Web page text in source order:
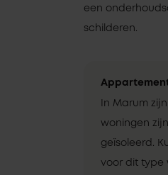
een
schilderen.
In Marum
woningen
geïsoleerd.
voor dit type